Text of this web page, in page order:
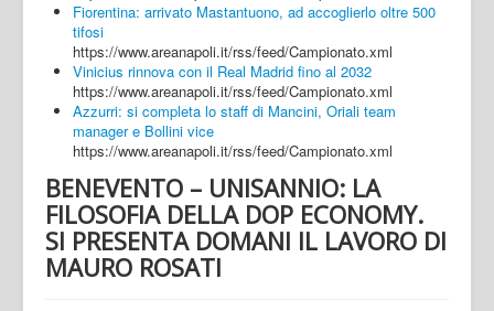
Fiorentina: arrivato Mastantuono, ad accoglierlo oltre 500
tifosi
https://www.areanapoli.it/rss/feed/Campionato.xml
Vinicius rinnova con il Real Madrid fino al 2032
https://www.areanapoli.it/rss/feed/Campionato.xml
Azzurri: si completa lo staff di Mancini, Oriali team
manager e Bollini vice
https://www.areanapoli.it/rss/feed/Campionato.xml
BENEVENTO – UNISANNIO: LA
FILOSOFIA DELLA DOP ECONOMY.
SI PRESENTA DOMANI IL LAVORO DI
MAURO ROSATI